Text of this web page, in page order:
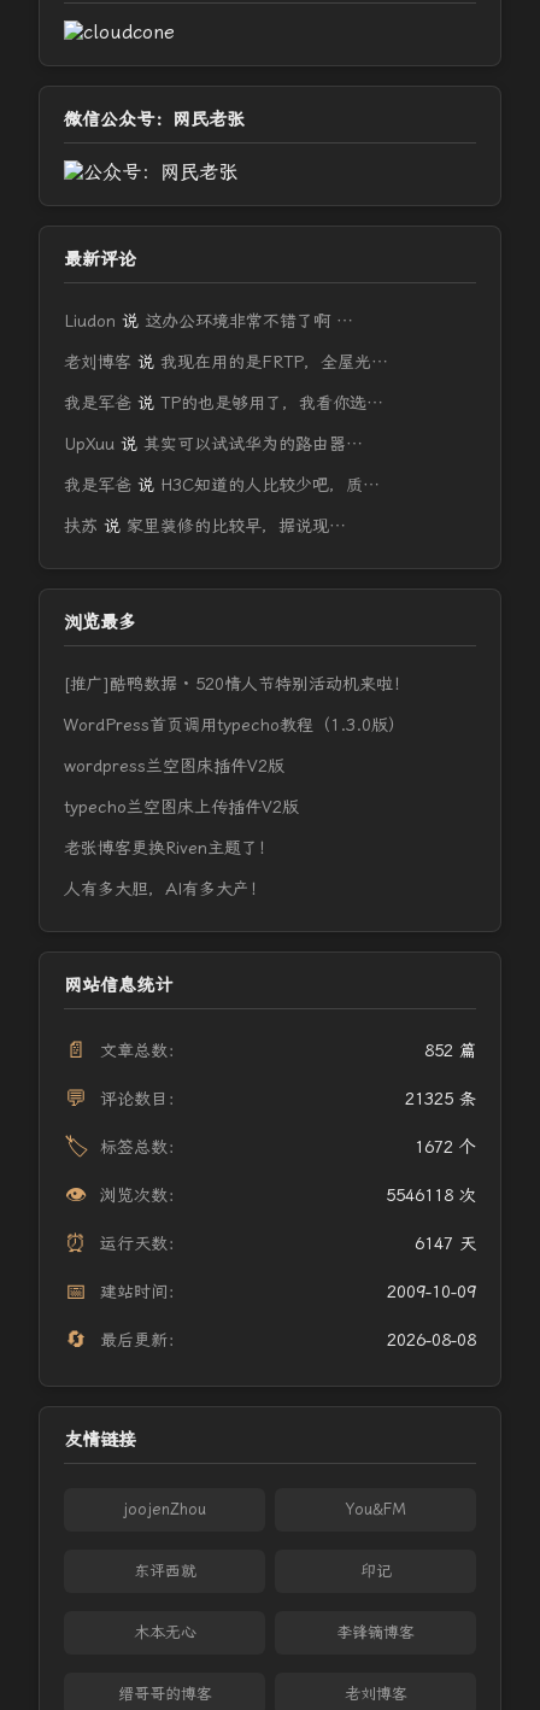
微信公众号：网民老张
最新评论
Liudon 说 这办公环境非常不错了啊 …
老刘博客 说 我现在用的是FRTP，全屋光…
我是军爸 说 TP的也是够用了，我看你选…
UpXuu 说 其实可以试试华为的路由器…
我是军爸 说 H3C知道的人比较少吧，质…
扶苏 说 家里装修的比较早，据说现…
浏览最多
[推广]酷鸭数据 · 520情人节特别活动机来啦！
WordPress首页调用typecho教程（1.3.0版）
wordpress兰空图床插件V2版
typecho兰空图床上传插件V2版
老张博客更换Riven主题了！
人有多大胆，AI有多大产！
网站信息统计
📄 文章总数： 852 篇
💬 评论数目： 21325 条
🏷️ 标签总数： 1672 个
👁️ 浏览次数： 5546118 次
⏰ 运行天数： 6147 天
📅 建站时间： 2009-10-09
🔄 最后更新： 2026-08-08
友情链接
joojenZhou You&FM
东评西就 印记
木本无心 李锋镝博客
缙哥哥的博客 老刘博客